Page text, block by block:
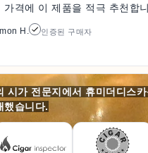
가격에 이 제품을 적극 추천합
H. 인증된 구매자
시가 전문지에서 휴미더디스
했습니다.